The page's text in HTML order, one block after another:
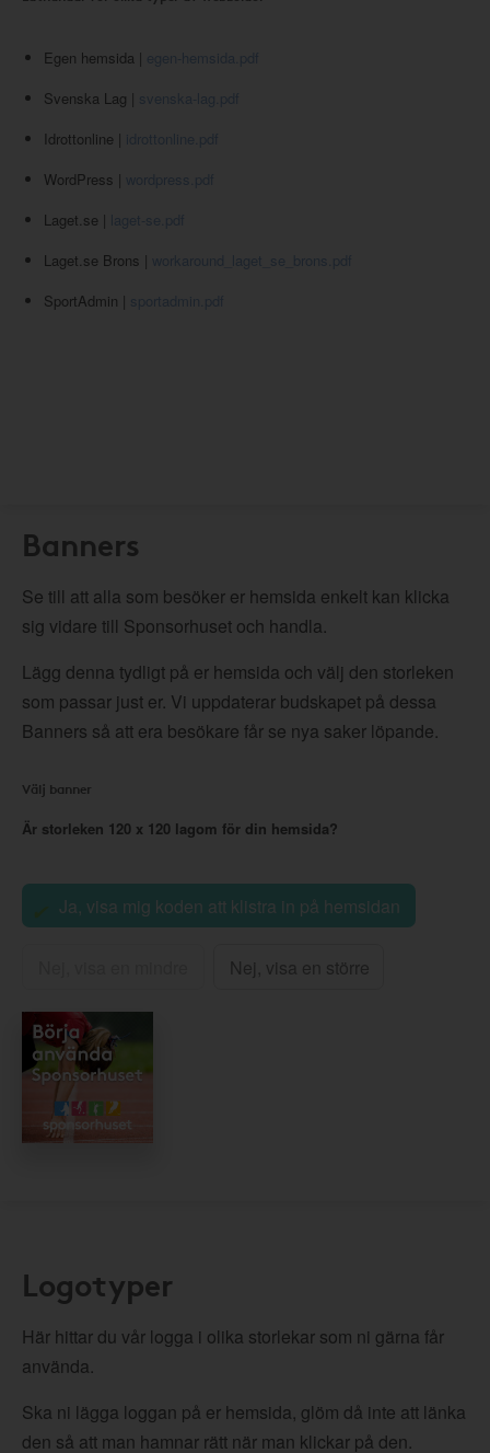
Egen hemsida |
egen-hemsida.pdf
Svenska Lag |
svenska-lag.pdf
Idrottonline | idrottonline.pdf
WordPress | wordpress.pdf
Laget.se |
laget-se.pdf
Laget.se Brons | workaround_laget_se_brons.pdf
SportAdmin |
sportadmin.pdf
Banners
Se till att alla som besöker er hemsida enkelt kan klicka
sig vidare till Sponsorhuset och handla.
Lägg denna tydligt på er hemsida och välj den storleken
som passar just er. Vi uppdaterar budskapet på dessa
Banners så att era besökare får se nya saker löpande.
Välj banner
Är storleken 120 x 120 lagom för din hemsida?
Ja, visa mig koden att klistra in på hemsidan
Nej, visa en större
Logotyper
Här hittar du vår logga i olika storlekar som ni gärna får
använda.
Ska ni lägga loggan på er hemsida, glöm då inte att länka
den så att man hamnar rätt när man klickar på den.